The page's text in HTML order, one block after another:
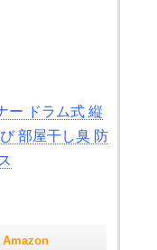
ー ドラム式 縦
部屋干し臭 防
Amazon